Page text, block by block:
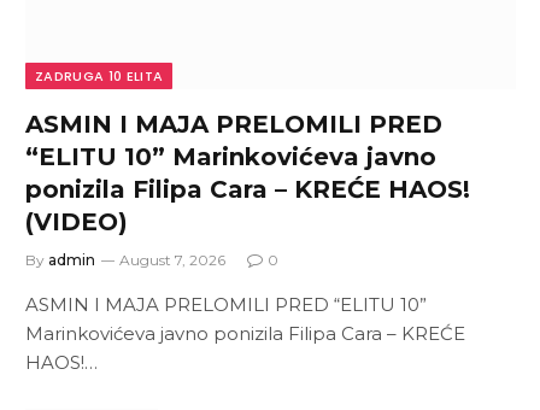
ZADRUGA 10 ELITA
ASMIN I MAJA PRELOMILI PRED
“ELITU 10” Marinkovićeva javno
ponizila Filipa Cara – KREĆE HAOS!
(VIDEO)
By admin August 7, 2026 0
ASMIN I MAJA PRELOMILI PRED “ELITU 10”
Marinkovićeva javno ponizila Filipa Cara – KREĆE
HAOS!…